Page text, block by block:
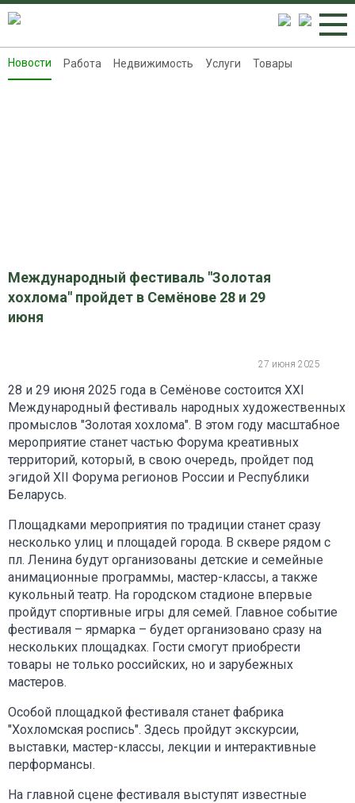
Новости
Новости Работа Недвижимость Услуги Товары
Международный фестиваль "Золотая
хохлома" пройдет в Семёнове 28 и 29
июня
27 июня 2025
28 и 29 июня 2025 года в Семёнове состоится XXI
Международный фестиваль народных художественных
промыслов "Золотая хохлома". В этом году масштабное
мероприятие станет частью Форума креативных
территорий, который, в свою очередь, пройдет под
эгидой XII Форума регионов России и Республики
Беларусь.
Площадками мероприятия по традиции станет сразу
несколько улиц и площадей города. В сквере рядом с
пл. Ленина будут организованы детские и семейные
анимационные программы, мастер-классы, а также
кукольный театр. На городском стадионе впервые
пройдут спортивные игры для семей. Главное событие
фестиваля – ярмарка – будет организовано сразу на
нескольких площадках. Гости смогут приобрести
товары не только российских, но и зарубежных
мастеров.
Особой площадкой фестиваля станет фабрика
"Хохломская роспись". Здесь пройдут экскурсии,
выставки, мастер-классы, лекции и интерактивные
перформансы.
На главной сцене фестиваля выступят известные